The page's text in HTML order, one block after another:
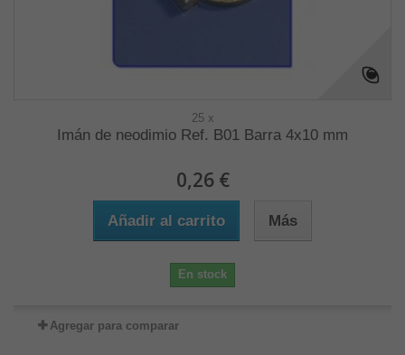
25 x
Imán de neodimio Ref. B01 Barra 4x10 mm
0,26 €
Añadir al carrito Más
En stock
Agregar para comparar